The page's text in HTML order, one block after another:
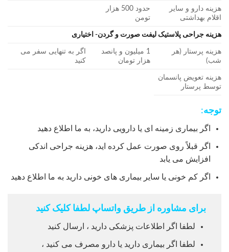
هزینه دارو و سایر
اقلام بهداشتی
حدود 500 هزار
تومن
هزینه جراحی پلاستیک لیفت صورت و گردن- اختیاری
هزینه پرستار (هر
شب)
1 میلیون و پانصد
هزار تومان
اگر به تنهایی سفر می
کنید
هزینه تعویض پانسمان
توسط پرستار
توجه:
اگر بیماری زمینه ای یا دارویی دارید، به ما اطلاع دهید
اگر قبلاً روی صورت عمل کرده اید، هزینه جراحی اندکی
افزایش می یابد
اگر کم خونی یا سایر بیماری های خونی دارید به ما اطلاع دهید
برای مشاوره از طریق واتساپ لطفا کلیک کنید
لطفا اگر اطلاعات پزشکی دارید ، ارسال کنید
لطفا اگر بیماری دارید یا دارو مصرف می کنید ،